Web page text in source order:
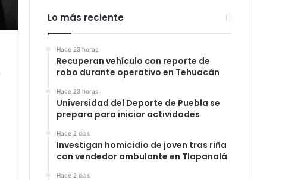
Lo más reciente
Hace 23 horas
Recuperan vehículo con reporte de
robo durante operativo en Tehuacán
Hace 23 horas
Universidad del Deporte de Puebla se
prepara para iniciar actividades
Hace 2 días
Investigan homicidio de joven tras riña
con vendedor ambulante en Tlapanalá
Hace 2 días